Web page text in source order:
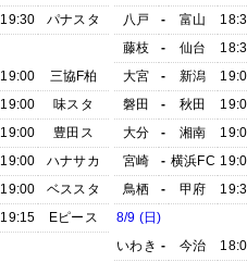
19:30
パナスタ
19:00
三協F柏
19:00
味スタ
19:00
豊田ス
19:00
ハナサカ
19:00
ベススタ
19:15
Eピース
八戸
- 富山
藤枝
- 仙台
大宮
- 新潟
磐田
- 秋田
大分
- 湘南
宮崎
- 横浜FC
鳥栖
- 甲府
8/9 (日)
いわき - 今治